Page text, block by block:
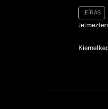
LEÍRÁS